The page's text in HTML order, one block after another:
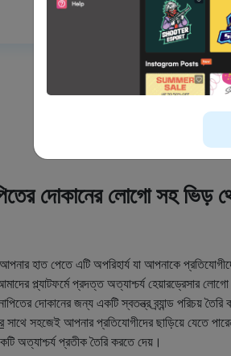
দোকানের লোগো সহ ভিড়
হাত পেতে এটি অপরিহার্য যা আপনাকে
প্ল্যাটফর্মে প্রদত্ত অত্যাশ্চর্য হেয়ারড্রেসার লোগো
নাপিতের দোকানের জন্য একটি স্বতন্ত্র ব্র্যান্ড পরিচয়
সাথে সহজেই আপনার প্রতিযোগীদের ছাড়িয়ে যেতে
অত্যাশ্চর্য প্রতীক তৈরি করতে দেয়।